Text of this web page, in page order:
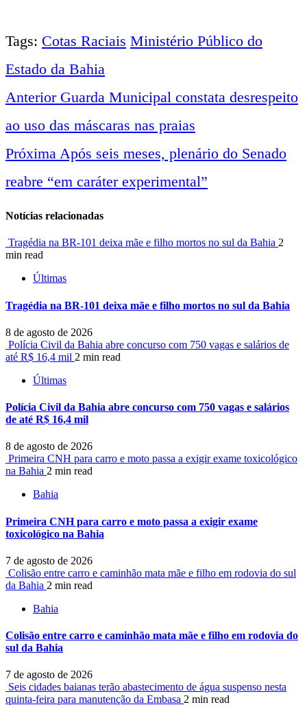
Tags: Cotas Raciais Ministério Público do
Estado da Bahia
Navegação
entre
notícias
AnteriorGuarda Municipal constata desrespeito
ao uso das máscaras nas praias
Próxima Após seis meses, plenário do Senado
reabre “em caráter experimental”
Notícias relacionadas
Tragédia na BR-101 deixa mãe e filho mortos no sul da Bahia 2
min read
Últimas
Tragédia na BR-101 deixa mãe e filho mortos no sul da Bahia
8 de agosto de 2026
Polícia Civil da Bahia abre concurso com 750 vagas e salários de
até R$ 16,4 mil 2 min read
Últimas
Polícia Civil da Bahia abre concurso com 750 vagas e salários
de até R$ 16,4 mil
8 de agosto de 2026
Primeira CNH para carro e moto passa a exigir exame toxicológico
na Bahia 2 min read
Bahia
Primeira CNH para carro e moto passa a exigir exame
toxicológico na Bahia
7 de agosto de 2026
Colisão entre carro e caminhão mata mãe e filho em rodovia do sul
da Bahia 2 min read
Bahia
Colisão entre carro e caminhão mata mãe e filho em rodovia do
sul da Bahia
7 de agosto de 2026
Seis cidades baianas terão abastecimento de água suspenso nesta
quinta-feira para manutenção da Embasa 2 min read